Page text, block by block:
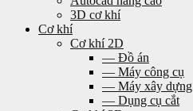
3D cơ khí
Cơ khí
Cơ khí 2D
— Đồ án
— Máy công cụ
— Máy xây dựng
— Dụng cụ cắt